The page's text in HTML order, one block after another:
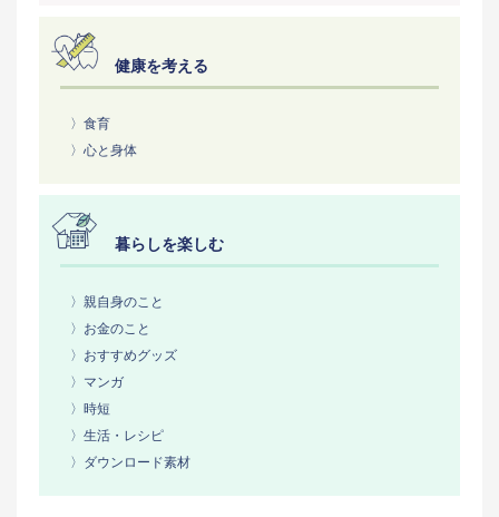
健康を考える
〉食育
〉心と身体
暮らしを楽しむ
〉親自身のこと
〉お金のこと
〉おすすめグッズ
〉マンガ
〉時短
〉生活・レシピ
〉ダウンロード素材